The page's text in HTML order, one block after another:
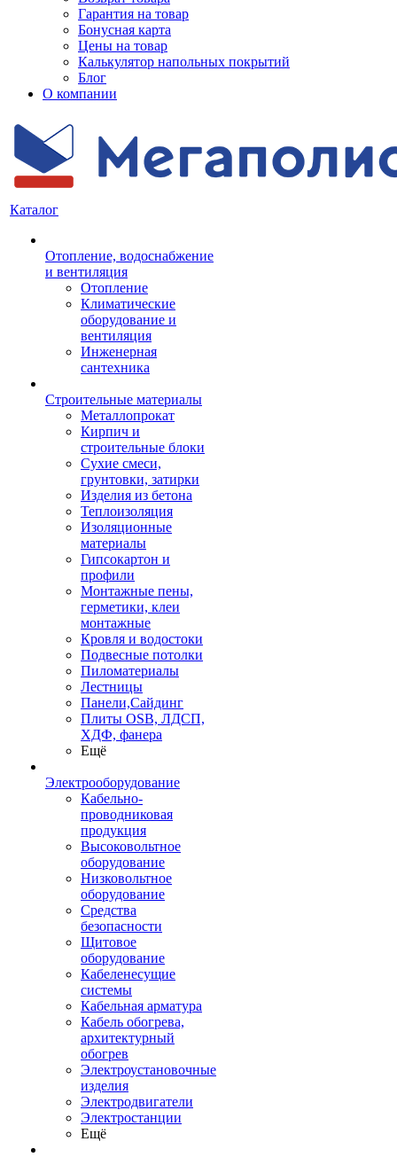
Гарантия на товар
Бонусная карта
Цены на товар
Калькулятор напольных покрытий
Блог
О компании
Каталог
Отопление, водоснабжение
и вентиляция
Отопление
Климатические
оборудование и
вентиляция
Инженерная
сантехника
Строительные материалы
Металлопрокат
Кирпич и
строительные блоки
Сухие смеси,
грунтовки, затирки
Изделия из бетона
Теплоизоляция
Изоляционные
материалы
Гипсокартон и
профили
Монтажные пены,
герметики, клеи
монтажные
Кровля и водостоки
Подвесные потолки
Пиломатериалы
Лестницы
Панели,Сайдинг
Плиты OSB, ЛДСП,
ХДФ, фанера
Ещё
Электрооборудование
Кабельно-
проводниковая
продукция
Высоковольтное
оборудование
Низковольтное
оборудование
Средства
безопасности
Щитовое
оборудование
Кабеленесущие
системы
Кабельная арматура
Кабель обогрева,
архитектурный
обогрев
Электроустановочные
изделия
Электродвигатели
Электростанции
Ещё